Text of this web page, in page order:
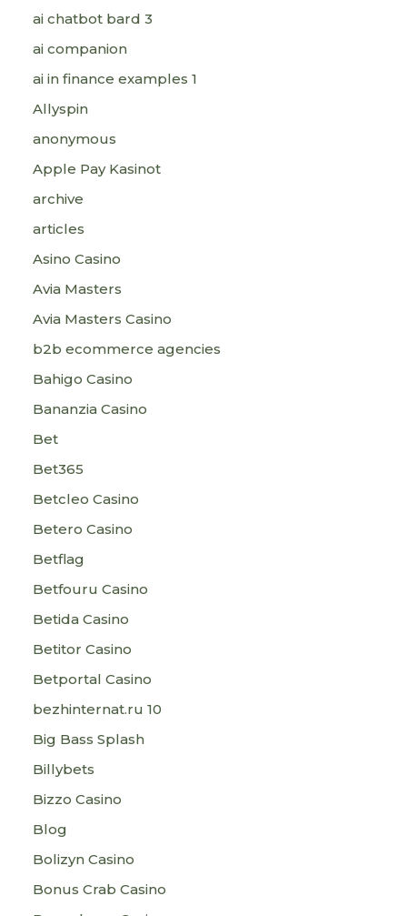
ai chatbot bard 3
ai companion
ai in finance examples 1
Allyspin
anonymous
Apple Pay Kasinot
archive
articles
Asino Casino
Avia Masters
Avia Masters Casino
b2b ecommerce agencies
Bahigo Casino
Bananzia Casino
Bet
Bet365
Betcleo Casino
Betero Casino
Betflag
Betfouru Casino
Betida Casino
Betitor Casino
Betportal Casino
bezhinternat.ru 10
Big Bass Splash
Billybets
Bizzo Casino
Blog
Bolizyn Casino
Bonus Crab Casino